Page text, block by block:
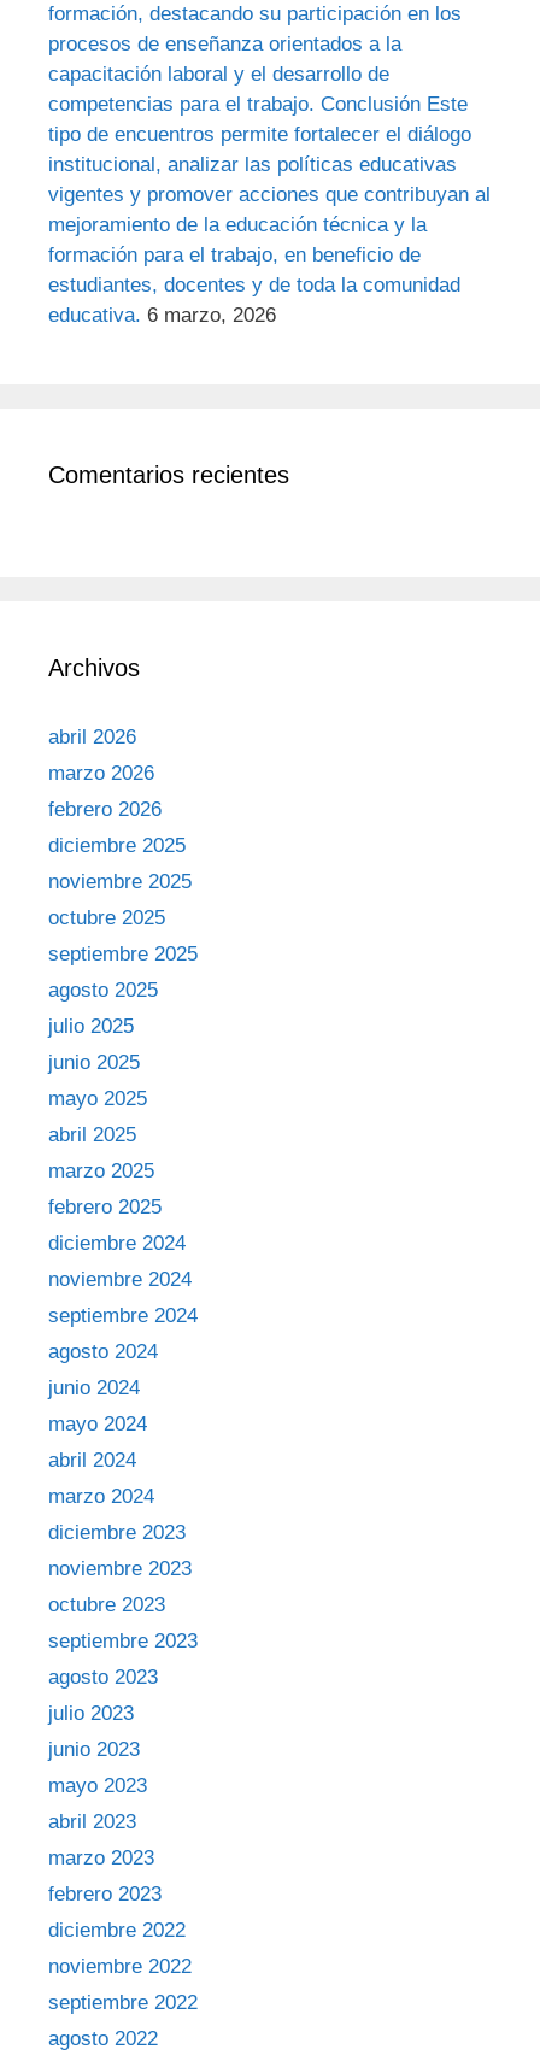
formación, destacando su participación en los
procesos de enseñanza orientados a la
capacitación laboral y el desarrollo de
competencias para el trabajo. Conclusión Este
tipo de encuentros permite fortalecer el diálogo
institucional, analizar las políticas educativas
vigentes y promover acciones que contribuyan al
mejoramiento de la educación técnica y la
formación para el trabajo, en beneficio de
estudiantes, docentes y de toda la comunidad
educativa. 6 marzo, 2026
Comentarios recientes
Archivos
abril 2026
marzo 2026
febrero 2026
diciembre 2025
noviembre 2025
octubre 2025
septiembre 2025
agosto 2025
julio 2025
junio 2025
mayo 2025
abril 2025
marzo 2025
febrero 2025
diciembre 2024
noviembre 2024
septiembre 2024
agosto 2024
junio 2024
mayo 2024
abril 2024
marzo 2024
diciembre 2023
noviembre 2023
octubre 2023
septiembre 2023
agosto 2023
julio 2023
junio 2023
mayo 2023
abril 2023
marzo 2023
febrero 2023
diciembre 2022
noviembre 2022
septiembre 2022
agosto 2022